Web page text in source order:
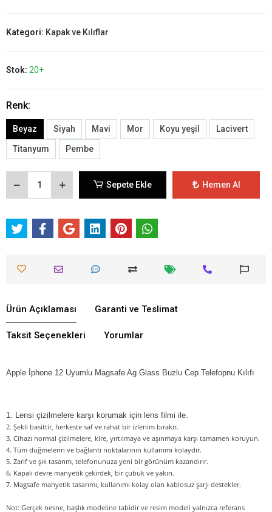
Kategori: Kapak ve Kılıflar
Stok: 20+
Renk:
Beyaz Siyah Mavi Mor Koyu yeşil Lacivert
Titanyum Pembe
Sepete Ekle Hemen Al
Ürün Açıklaması Garanti ve Teslimat
Taksit Seçenekleri Yorumlar
Apple İphone 12 Uyumlu Magsafe Ag Glass Buzlu Cep Telefopnu Kılıfı
1. Lensi çizilmelere karşı korumak için lens filmi ile.
2. Şekli basittir, herkeste saf ve rahat bir izlenim bırakır.
3. Cihazı normal çizilmelere, kire, yırtılmaya ve aşınmaya karşı tamamen koruyun.
4. Tüm düğmelerin ve bağlantı noktalarının kullanımı kolaydır.
5. Zarif ve şık tasarım, telefonunuza yeni bir görünüm kazandırır.
6. Kapalı devre manyetik çekirdek, bir çubuk ve yakın.
7. Magsafe manyetik tasarımı, kullanımı kolay olan kablosuz şarjı destekler.
Not: Gerçek nesne, başlık modeline tabidir ve resim modeli yalnızca referans